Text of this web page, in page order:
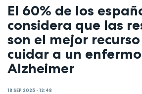
El 60% de los
considera que las
son el mejor
cuidar a un
Alzheimer
18 SEP 2025 - 12:48